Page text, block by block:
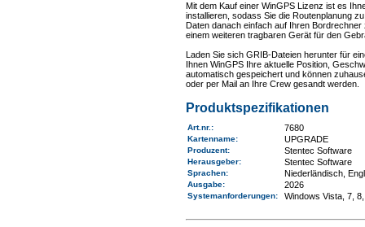
Mit dem Kauf einer WinGPS Lizenz ist es
installieren, sodass Sie die Routenplanung
Daten danach einfach auf Ihren
einem weiteren tragbaren Gerät für den
Laden Sie sich GRIB-Dateien herunter für
Ihnen WinGPS Ihre aktuelle Position,
automatisch gespeichert und können
oder per Mail an Ihre Crew gesandt werden.
Produktspezifikationen
Art.nr. : 7680
Kartenname: UPGRADE
Produzent: Stentec Software
Herausgeber: Stentec Software
Sprachen: Niederländisch,
Ausgabe: 2026
Systemanforderungen: Windows Vista, 7,